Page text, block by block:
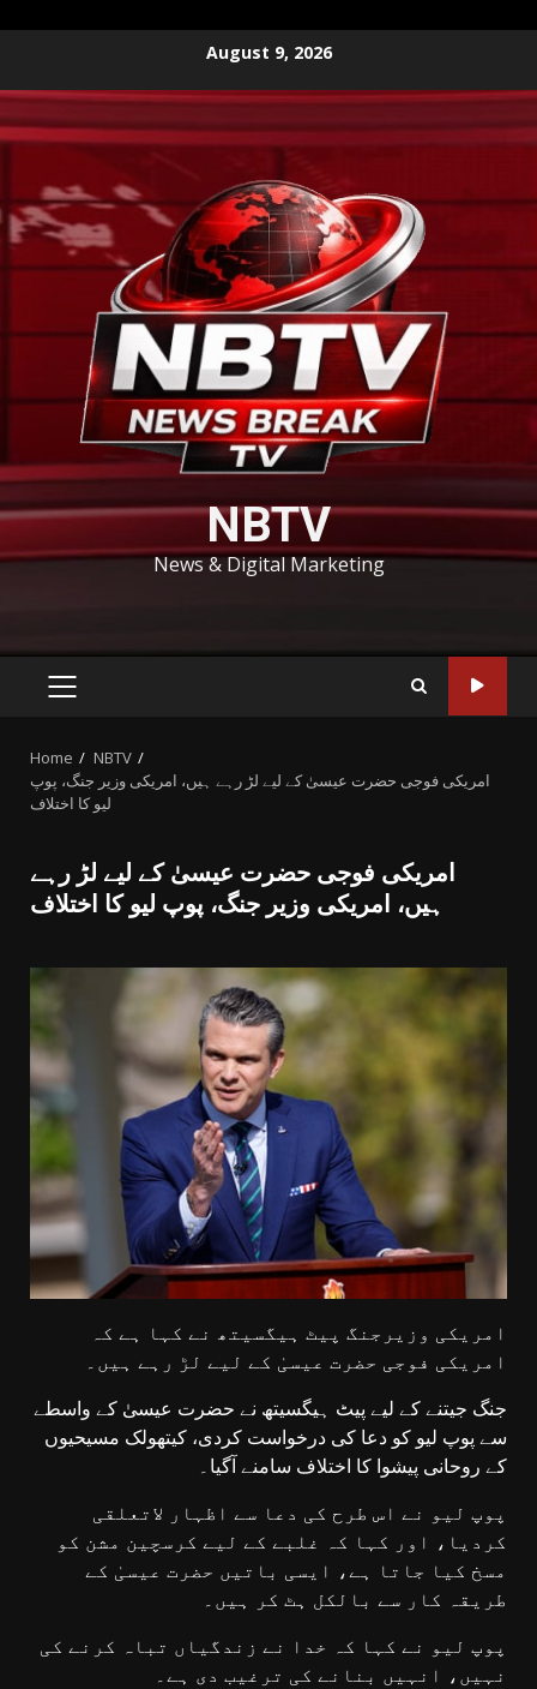
content
August 9, 2026
NBTV
News & Digital Marketing
PRIMARY
Home
NBTV
امریکی فوجی حضرت عیسیٰ کے لیے لڑ رہے ہیں، امریکی وزیر جنگ، پوپ
لیو کا اختلاف
امریکی فوجی حضرت عیسیٰ کے لیے لڑ رہے
ہیں، امریکی وزیر جنگ، پوپ لیو کا اختلاف
امریکی وزیرجنگ پیٹ ہیگسیتھ نے کہا ہے کہ
امریکی فوجی حضرت عیسیٰ کے لیے لڑ رہے ہیں۔
جنگ جیتنے کے لیے پیٹ ہیگسیتھ نے حضرت عیسیٰ کے واسطے
سے پوپ لیو کو دعا کی درخواست کردی، کیتھولک مسیحیوں
کے روحانی پیشوا کا اختلاف سامنے آگیا۔
پوپ لیو نے اس طرح کی دعا سے اظہار لاتعلقی
کردیا، اور کہا کہ غلبے کے لیے کرسچین مشن کو
مسخ کیا جاتا ہے، ایسی باتیں حضرت عیسیٰ کے
طریقہ کار سے بالکل ہٹ کر ہیں۔
پوپ لیو نے کہا کہ خدا نے زندگیاں تباہ کرنے کی
نہیں، انہیں بنانے کی ترغیب دی ہے۔